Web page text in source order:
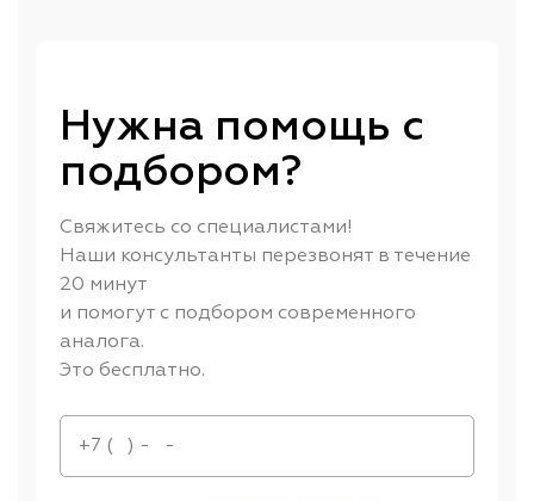
Нужна помощь с
подбором?
Свяжитесь со специалистами!
Наши консультанты перезвонят в течение
20 минут
и помогут с подбором современного
аналога.
Это бесплатно.